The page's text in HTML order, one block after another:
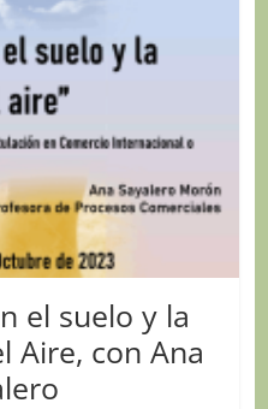
el suelo y la
Aire, con Ana